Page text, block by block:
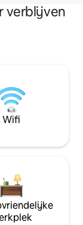
verblijven
Wifi